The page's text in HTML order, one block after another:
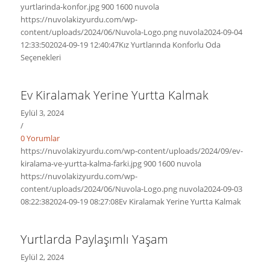
yurtlarinda-konfor.jpg900 1600 nuvola
https://nuvolakizyurdu.com/wp-
content/uploads/2024/06/Nuvola-Logo.png nuvola2024-09-04
12:33:502024-09-19 12:40:47Kız Yurtlarında Konforlu Oda
Seçenekleri
Ev Kiralamak Yerine Yurtta Kalmak
Eylül 3, 2024
/
0 Yorumlar
https://nuvolakizyurdu.com/wp-content/uploads/2024/09/ev-
kiralama-ve-yurtta-kalma-farki.jpg900 1600 nuvola
https://nuvolakizyurdu.com/wp-
content/uploads/2024/06/Nuvola-Logo.png nuvola2024-09-03
08:22:382024-09-19 08:27:08Ev Kiralamak Yerine Yurtta Kalmak
Yurtlarda Paylaşımlı Yaşam
Eylül 2, 2024